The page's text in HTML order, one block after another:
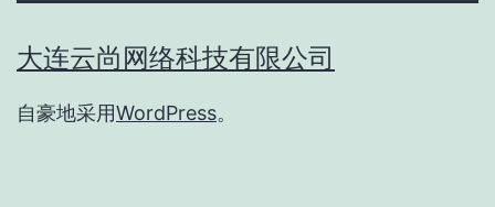
大连云尚网络科技有限公司
自豪地采用WordPress。